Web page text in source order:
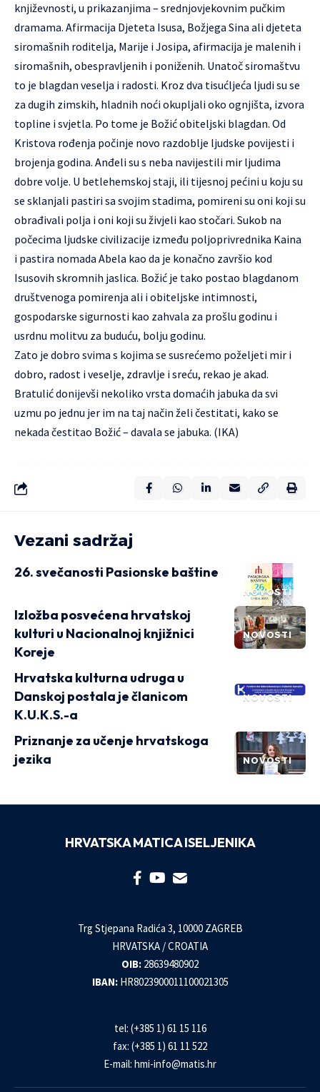
književnosti, u prikazanjima – srednjovjekovnim pučkim
dramama. Afirmacija Djeteta Isusa, Božjega Sina ali djeteta
siromašnih roditelja, Marije i Josipa, afirmacija je malenih i
siromašnih, obespravljenih i poniženih. Unatoč siromaštvu
to je blagdan veselja i radosti. Kroz dva tisućljeća ljudi su se
za dugih zimskih, hladnih noći okupljali oko ognjišta, izvora
topline i svjetla. Po tome je Božić obiteljski blagdan. Od
Kristova rođenja počinje novo razdoblje ljudske povijesti i
brojenja godina. Anđeli su s neba navijestili mir ljudima
dobre volje. U betlehemskoj staji, ili tijesnoj pećini u koju su
se sklanjali pastiri sa svojim stadima, pomireni su oni koji su
obrađivali polja i oni koji su živjeli kao stočari. Sukob na
počecima ljudske civilizacije između poljoprivrednika Kaina
i pastira nomada Abela kao da je konačno završio kod
Isusovih skromnih jaslica. Božić je tako postao blagdanom
društvenoga pomirenja ali i obiteljske intimnosti,
gospodarske sigurnosti kao zahvala za prošlu godinu i
usrdnu molitvu za buduću, bolju godinu.
Zato je dobro svima s kojima se susrećemo poželjeti mir i
dobro, radost i veselje, zdravlje i sreću, rekao je akad.
Bratulić donijevši nekoliko vrsta domaćih jabuka da svi
uzmu po jednu jer im na taj način želi čestitati, kako se
nekada čestitao Božić – davala se jabuka. (IKA)
Vezani sadržaj
NOVOSTI
26. svečanosti Pasionske baštine
NOVOSTI
Izložba posvećena hrvatskoj
kulturi u Nacionalnoj knjižnici
Koreje
NOVOSTI
Hrvatska kulturna udruga u
Danskoj postala je članicom
K.U.K.S.-a
NOVOSTI
Priznanje za učenje hrvatskoga
jezika
HRVATSKA MATICA ISELJENIKA
Trg Stjepana Radića 3, 10000 ZAGREB
HRVATSKA / CROATIA
OIB: 28639480902
IBAN: HR8023900011100021305
tel: (+385 1) 61 15 116
fax: (+385 1) 61 11 522
E-mail: hmi-info@matis.hr